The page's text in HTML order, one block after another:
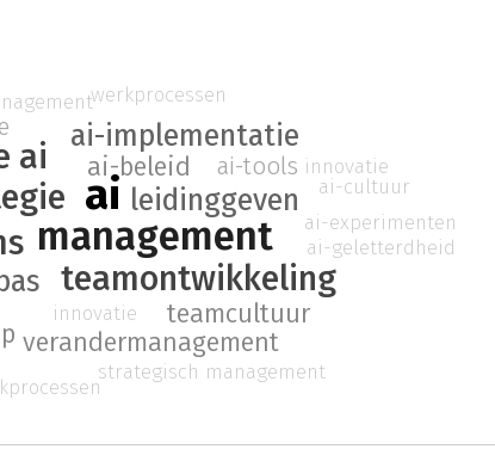
ai
management
teamontwikkeling
ai
leidinggeven
ai-implementatie
ai-beleid
teamcultuur
verandermanagement
ai-tools
werkprocessen
innovatie
ai-experimenten
ai-geletterdheid
strategisch management
innovatie
ai-cultuur